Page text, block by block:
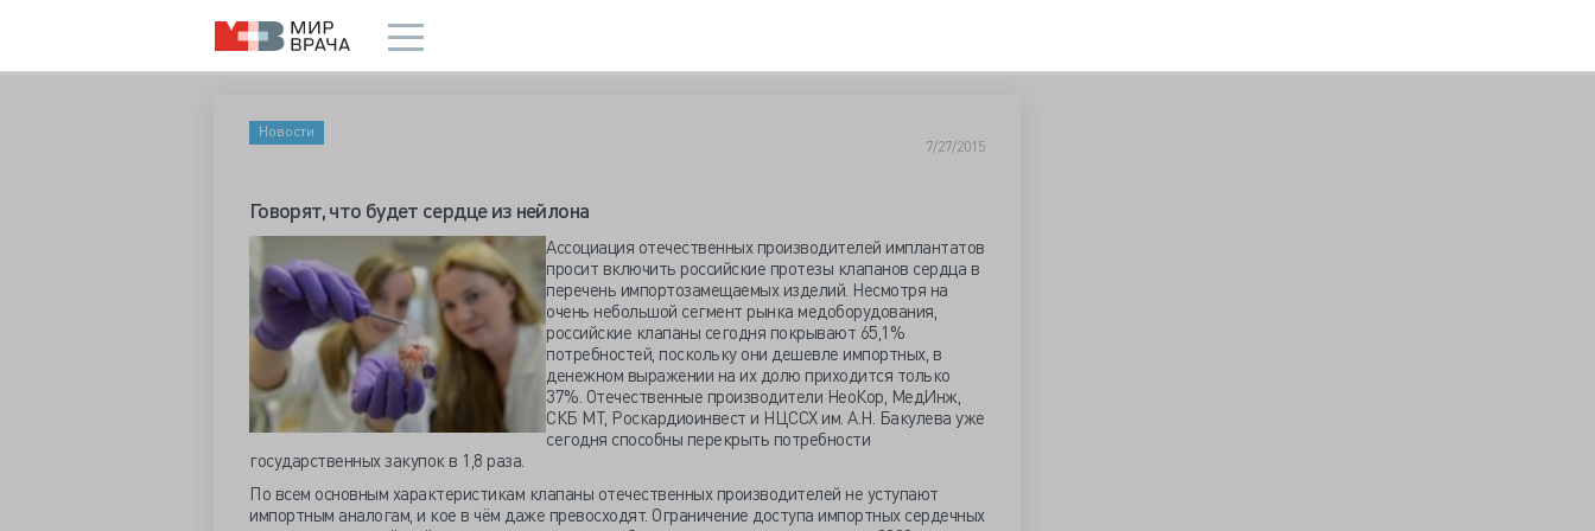
Новости
7/27/2015
Говорят, что будет сердце из нейлона
Ассоциация отечественных производителей имплантатов
просит включить российские протезы клапанов сердца в
перечень импортозамещаемых изделий. Несмотря на
очень небольшой сегмент рынка медоборудования,
российские клапаны сегодня покрывают 65,1%
потребностей, поскольку они дешевле импортных, в
денежном выражении на их долю приходится только
37%. Отечественные производители НеоКор, МедИнж,
СКБ МТ, Роскардиоинвест и НЦССХ им. А.Н. Бакулева уже
сегодня способны перекрыть потребности
государственных закупок в 1,8 раза.
По всем основным характеристикам клапаны отечественных производителей не уступают
импортным аналогам, и кое в чём даже превосходят. Ограничение доступа импортных сердечных